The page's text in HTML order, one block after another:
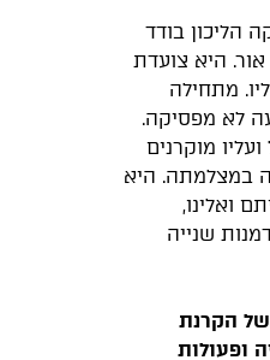
הליכון בודד
היא צועדת
מתחילה
לא מפסיקה.
מוקרנים
במצלמתה. היא
ואלינו,
שנייה
הקרנת
ופעולות